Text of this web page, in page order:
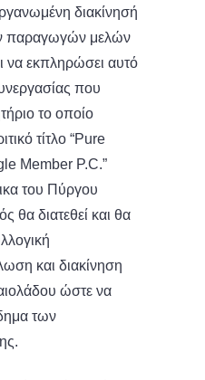
διακίνησή
παραγωγών μελών
εκπληρώσει αυτό
που
το οποίο
τίτλο “Pure
Member P.C.”
του Πύργου
θα διατεθεί και θα
και διακίνηση
ώστε να
των